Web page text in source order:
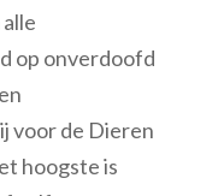
op onverdoofd
voor de Dieren
hoogste is